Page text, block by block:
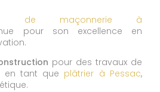
de maçonnerie à
pour son excellence en
pour des travaux de
en tant que plâtrier à Pessac,